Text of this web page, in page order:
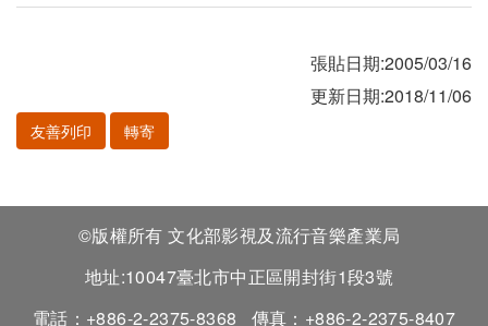
張貼日期:2005/03/16
更新日期:2018/11/06
友善列印 轉寄
©版權所有 文化部影視及流行音樂產業局
地址:10047臺北市中正區開封街1段3號
電話：+886-2-2375-8368
傳真：+886-2-2375-8407